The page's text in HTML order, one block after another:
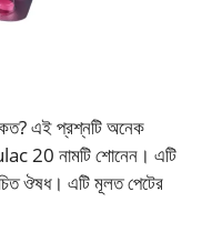
এই প্রশ্নটি অনেক
20 নামটি শোনেন। এটি
ঔষধ। এটি মূলত পেটের